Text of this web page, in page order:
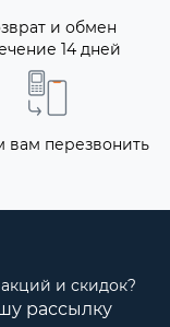
и обмен
14 дней
перезвонить
и скидок?
рассылку